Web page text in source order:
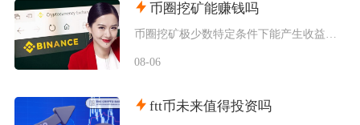
币圈挖矿能赚钱吗
币圈挖矿极少数特定条件下能产生收益，普通散户、国内居家挖矿几乎不可能赚钱，多数参与者长期处
08-06
ftt币未来值得投资吗